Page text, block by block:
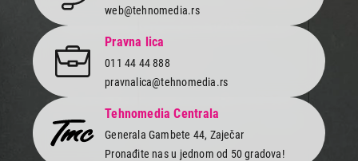
web@tehnomedia.rs
Pravna lica
011 44 44 888
pravnalica@tehnomedia.rs
Tehnomedia Centrala
Generala Gambete 44, Zaječar
Pronađite nas u jednom od 50 gradova!